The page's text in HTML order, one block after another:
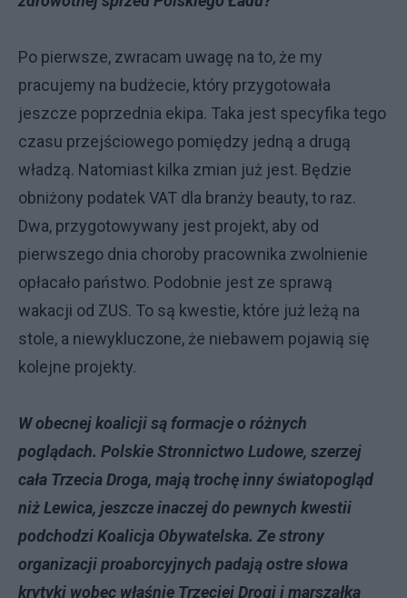
Po pierwsze, zwracam uwagę na to, że my
pracujemy na budżecie, który przygotowała
jeszcze poprzednia ekipa. Taka jest specyfika tego
czasu przejściowego pomiędzy jedną a drugą
władzą. Natomiast kilka zmian już jest. Będzie
obniżony podatek VAT dla branży beauty, to raz.
Dwa, przygotowywany jest projekt, aby od
pierwszego dnia choroby pracownika zwolnienie
opłacało państwo. Podobnie jest ze sprawą
wakacji od ZUS. To są kwestie, które już leżą na
stole, a niewykluczone, że niebawem pojawią się
kolejne projekty.
W obecnej koalicji są formacje o różnych
poglądach. Polskie Stronnictwo Ludowe, szerzej
cała Trzecia Droga, mają trochę inny światopogląd
niż Lewica, jeszcze inaczej do pewnych kwestii
podchodzi Koalicja Obywatelska. Ze strony
organizacji proaborcyjnych padają ostre słowa
krytyki wobec właśnie Trzeciej Drogi i marszałka